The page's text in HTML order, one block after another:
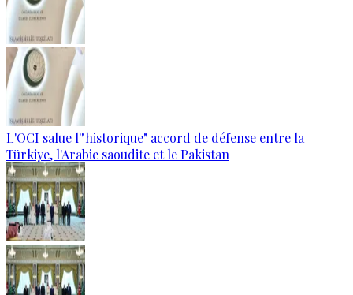
L'OCI salue l'"historique" accord de défense entre la
Türkiye, l'Arabie saoudite et le Pakistan